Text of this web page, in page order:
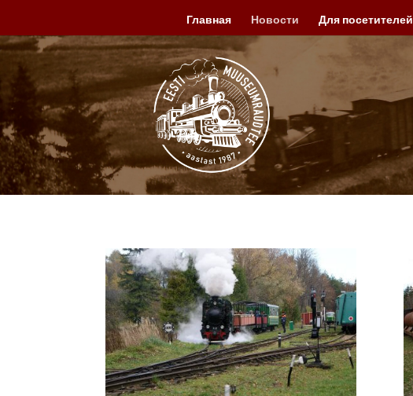
Главная Новости Для посетителей